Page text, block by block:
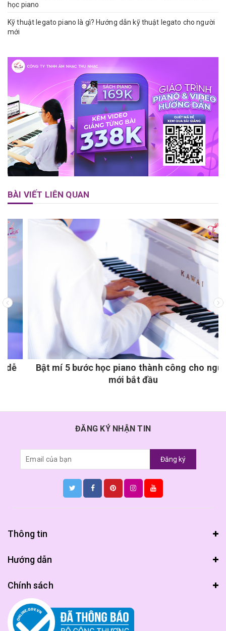
học piano
Kỹ thuật legato piano là gì? Hướng dẫn kỹ thuật legato cho người
mới
BÀI VIẾT LIÊN QUAN
Bật mí 5 bước học piano thành công cho người
mới bắt đầu
ĐĂNG KÝ NHẬN TIN
Đăng ký
Thông tin
Hướng dẫn
Chính sách